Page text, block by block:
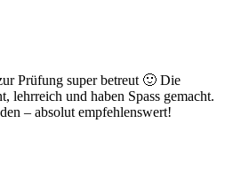
Prüfung super betreut 🙂 Die
lehrreich und haben Spass gemacht.
– absolut empfehlenswert!